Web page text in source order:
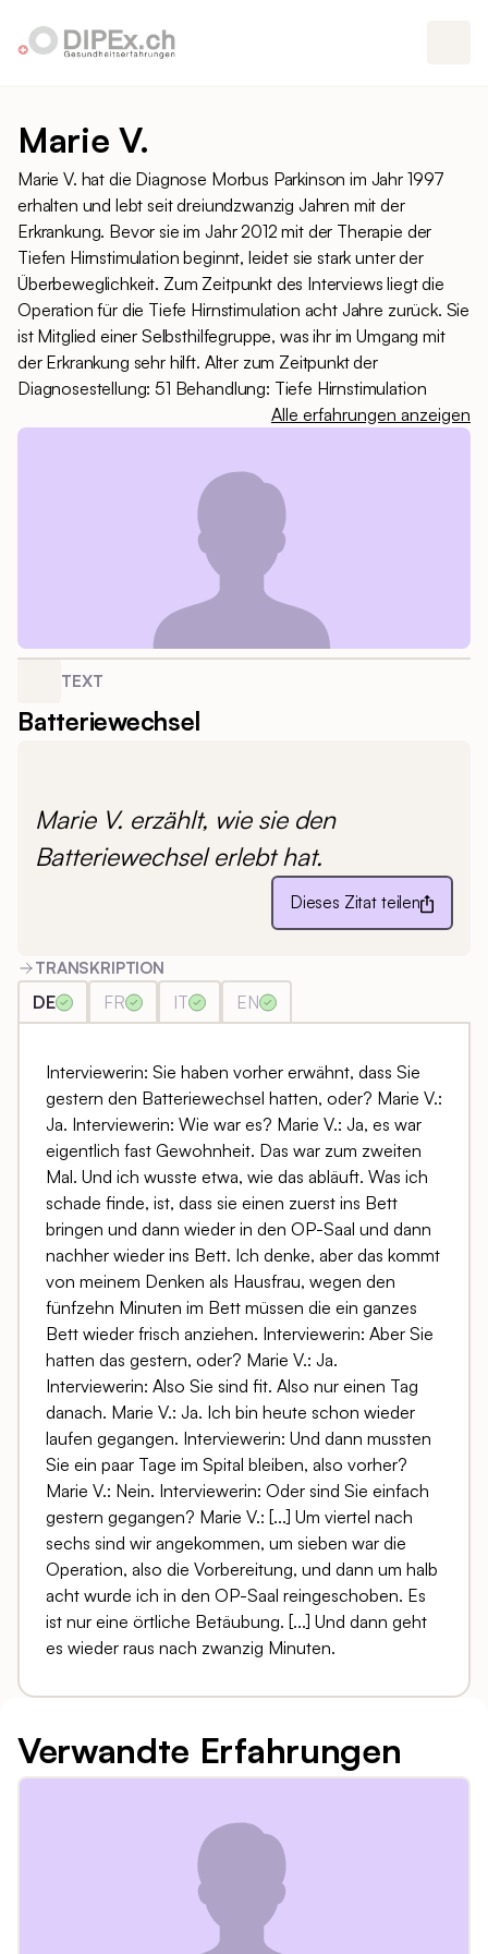
Marie V.
Marie V. hat die Diagnose Morbus Parkinson im Jahr 1997
erhalten und lebt seit dreiundzwanzig Jahren mit der
Erkrankung. Bevor sie im Jahr 2012 mit der Therapie der
Tiefen Hirnstimulation beginnt, leidet sie stark unter der
Überbeweglichkeit. Zum Zeitpunkt des Interviews liegt die
Operation für die Tiefe Hirnstimulation acht Jahre zurück. Sie
ist Mitglied einer Selbsthilfegruppe, was ihr im Umgang mit
der Erkrankung sehr hilft. Alter zum Zeitpunkt der
Diagnosestellung: 51 Behandlung: Tiefe Hirnstimulation
Alle erfahrungen anzeigen
TEXT
Batteriewechsel
Marie V. erzählt, wie sie den
Batteriewechsel erlebt hat.
Dieses Zitat teilen
TRANSKRIPTION
DE FR IT EN
Interviewerin: Sie haben vorher erwähnt, dass Sie
gestern den Batteriewechsel hatten, oder? Marie V.:
Ja. Interviewerin: Wie war es? Marie V.: Ja, es war
eigentlich fast Gewohnheit. Das war zum zweiten
Mal. Und ich wusste etwa, wie das abläuft. Was ich
schade finde, ist, dass sie einen zuerst ins Bett
bringen und dann wieder in den OP-Saal und dann
nachher wieder ins Bett. Ich denke, aber das kommt
von meinem Denken als Hausfrau, wegen den
fünfzehn Minuten im Bett müssen die ein ganzes
Bett wieder frisch anziehen. Interviewerin: Aber Sie
hatten das gestern, oder? Marie V.: Ja.
Interviewerin: Also Sie sind fit. Also nur einen Tag
danach. Marie V.: Ja. Ich bin heute schon wieder
laufen gegangen. Interviewerin: Und dann mussten
Sie ein paar Tage im Spital bleiben, also vorher?
Marie V.: Nein. Interviewerin: Oder sind Sie einfach
gestern gegangen? Marie V.: [...] Um viertel nach
sechs sind wir angekommen, um sieben war die
Operation, also die Vorbereitung, und dann um halb
acht wurde ich in den OP-Saal reingeschoben. Es
ist nur eine örtliche Betäubung. [...] Und dann geht
es wieder raus nach zwanzig Minuten.
Verwandte Erfahrungen